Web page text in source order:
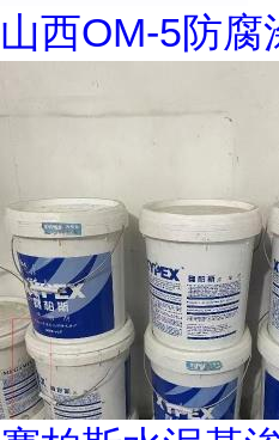
山西OM-5防腐